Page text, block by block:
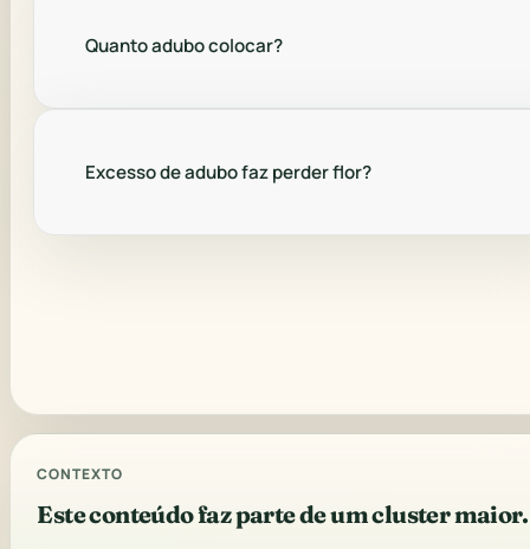
Quanto adubo colocar?
Excesso de adubo faz perder flor?
CONTEXTO
Este conteúdo faz parte de um cluster maior.